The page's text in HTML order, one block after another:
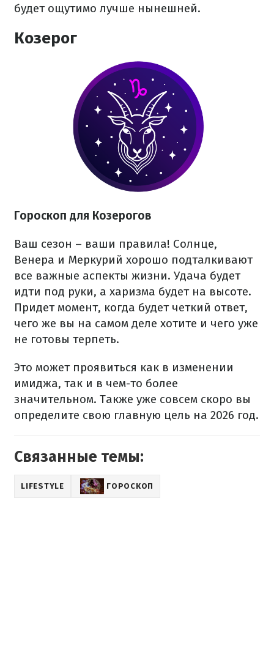
будет ощутимо лучше нынешней.
Козерог
Гороскоп для Козерогов
Ваш сезон – ваши правила! Солнце,
Венера и Меркурий хорошо подталкивают
все важные аспекты жизни. Удача будет
идти под руки, а харизма будет на высоте.
Придет момент, когда будет четкий ответ,
чего же вы на самом деле хотите и чего уже
не готовы терпеть.
Это может проявиться как в изменении
имиджа, так и в чем-то более
значительном. Также уже совсем скоро вы
определите свою главную цель на 2026 год.
Связанные темы:
LIFESTYLE ГОРОСКОП